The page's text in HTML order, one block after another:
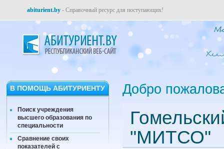
abiturient.by - Справочный ресурс для поступающих!
В ПОМОЩЬ АБИТУРИЕНТУ
Поиск учреждения
высшего образования по
специальности
Сравнение своих
показателей с
Добро
"МИТСО"